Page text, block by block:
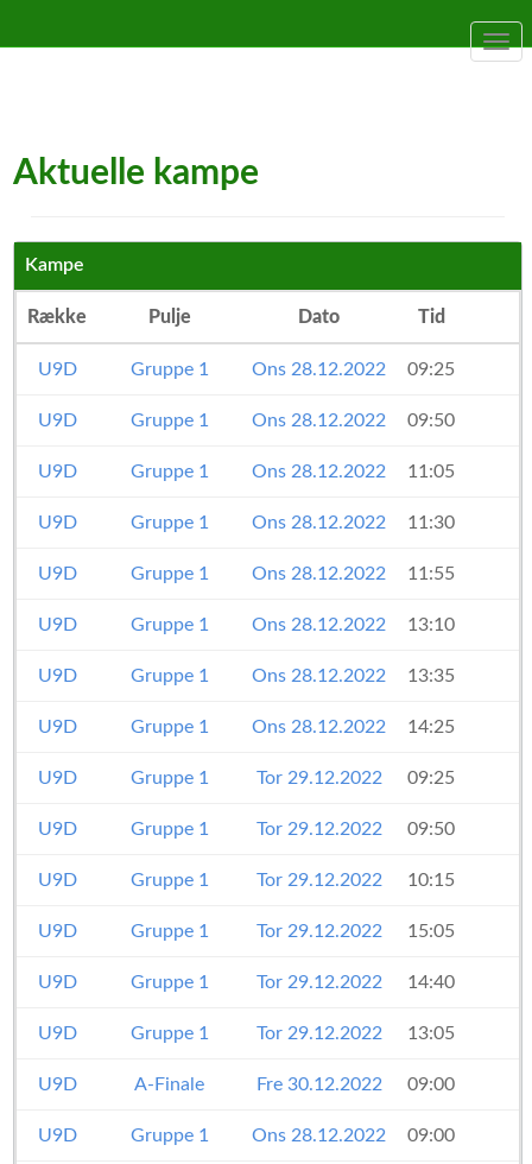
Aktuelle kampe
Kampe
Række Pulje Dato Tid
U9D Gruppe 1 Ons 28.12.2022 09:25
U9D Gruppe 1 Ons 28.12.2022 09:50
U9D Gruppe 1 Ons 28.12.2022 11:05
U9D Gruppe 1 Ons 28.12.2022 11:30
U9D Gruppe 1 Ons 28.12.2022 11:55
U9D Gruppe 1 Ons 28.12.2022 13:10
U9D Gruppe 1 Ons 28.12.2022 13:35
U9D Gruppe 1 Ons 28.12.2022 14:25
U9D Gruppe 1 Tor 29.12.2022 09:25
U9D Gruppe 1 Tor 29.12.2022 09:50
U9D Gruppe 1 Tor 29.12.2022 10:15
U9D Gruppe 1 Tor 29.12.2022 15:05
U9D Gruppe 1 Tor 29.12.2022 14:40
U9D Gruppe 1 Tor 29.12.2022 13:05
U9D A-Finale Fre 30.12.2022 09:00
U9D Gruppe 1 Ons 28.12.2022 09:00